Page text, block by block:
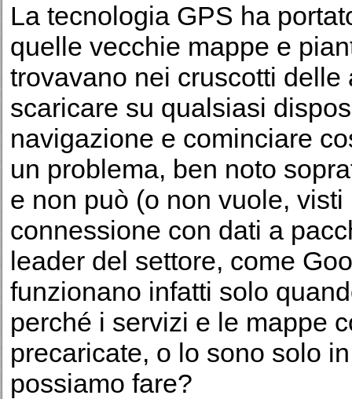
La tecnologia GPS ha
quelle vecchie mappe e
trovavano nei cruscotti
scaricare su qualsiasi
navigazione e cominciare
un problema, ben noto
e non può (o non vuole,
connessione con dati a
leader del settore, come
funzionano infatti solo
perché i servizi e le mappe
precaricate, o lo sono solo
possiamo fare?